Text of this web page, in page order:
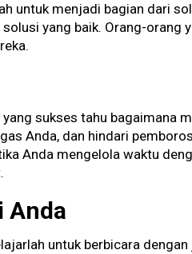
untuk menjadi bagian dari
yang baik. Orang-orang
sukses tahu bagaimana
Anda, dan hindari
Anda mengelola waktu
Anda
untuk berbicara dengan